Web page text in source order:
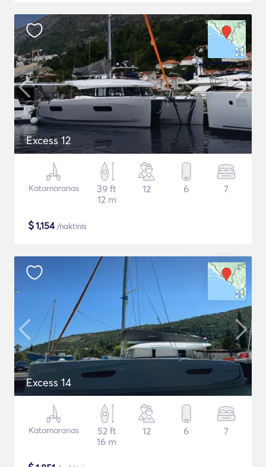
Excess 12
Katamaranas
39 ft
12 m
12 6 7
$1,154/naktinis
Excess 14
Katamaranas
52 ft
16 m
12 6 7